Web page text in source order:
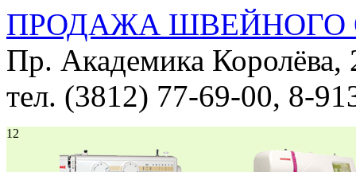
ПРОДАЖА ШВЕЙНОГО
Пр. Академика Королёва,
тел. (3812) 77-69-00, 8-
1 2